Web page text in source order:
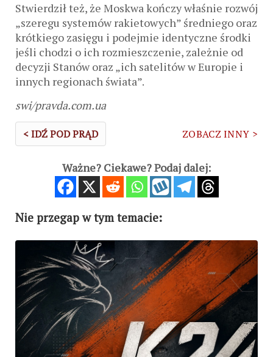
Stwierdził też, że Moskwa kończy właśnie rozwój
„szeregu systemów rakietowych” średniego oraz
krótkiego zasięgu i podejmie identyczne środki
jeśli chodzi o ich rozmieszczenie, zależnie od
decyzji Stanów oraz „ich satelitów w Europie i
innych regionach świata”.
swi/pravda.com.ua
< IDŹ POD PRĄD ZOBACZ INNY >
Ważne? Ciekawe? Podaj dalej:
Nie przegap w tym temacie: